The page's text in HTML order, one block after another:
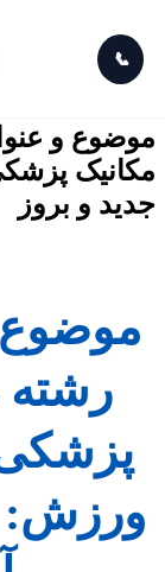
📞
موضوع و
مکانیک
جدید و بروز
موضوع
رشته
ورزش: